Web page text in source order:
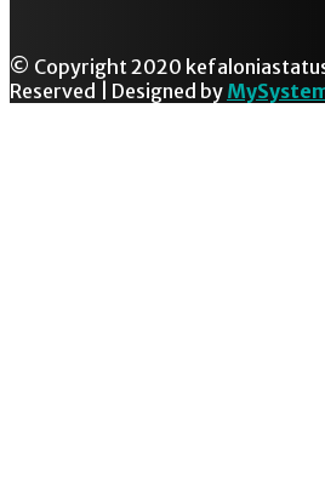
© Copyright 2020
Reserved | Designed by